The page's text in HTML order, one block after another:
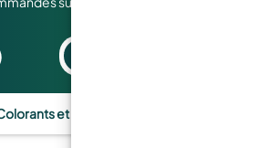
et Pigments